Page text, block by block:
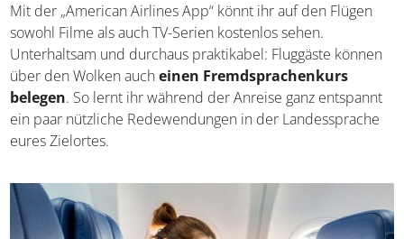
Mit der „American Airlines App“ könnt ihr auf den Flügen
sowohl Filme als auch TV-Serien kostenlos sehen.
Unterhaltsam und durchaus praktikabel: Fluggäste können
über den Wolken aucheinen Fremdsprachenkurs
belegen. So lernt ihr während der Anreise ganz entspannt
ein paar nützliche Redewendungen in der Landessprache
eures Zielortes.